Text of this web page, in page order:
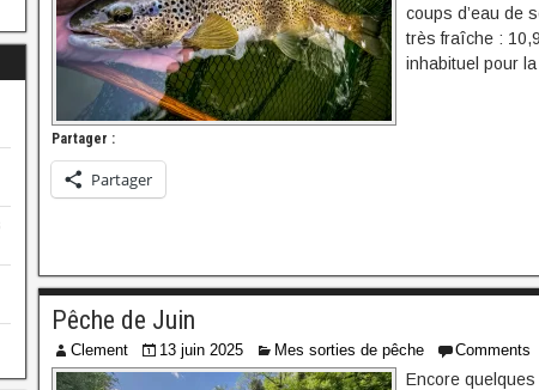
coups d’eau de
très fraîche :
inhabituel pour
Partager :
Partager
Pêche de Juin
Clement 13 juin 2025 Mes sorties de pêche Comments
Encore quelques